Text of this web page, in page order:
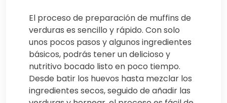
El proceso de preparación de muffins de
verduras es sencillo y rápido. Con solo
unos pocos pasos y algunos ingredientes
básicos, podrás tener un delicioso y
nutritivo bocado listo en poco tiempo.
Desde batir los huevos hasta mezclar los
ingredientes secos, seguido de añadir las